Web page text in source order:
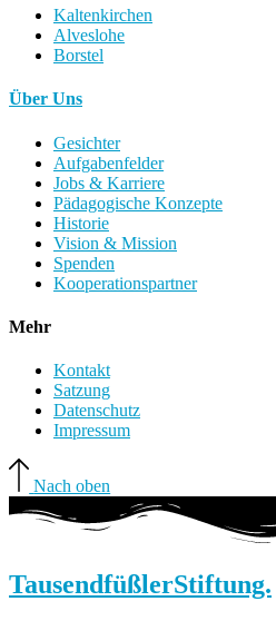
Kaltenkirchen
Alveslohe
Borstel
Über Uns
Gesichter
Aufgabenfelder
Jobs & Karriere
Pädagogische Konzepte
Historie
Vision & Mission
Spenden
Kooperationspartner
Mehr
Kontakt
Satzung
Datenschutz
Impressum
Nach oben
TausendfüßlerStiftung.